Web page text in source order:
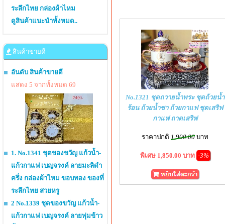
ระลึกไทย กล่องผ้าไหม
ดูสินค้าแนะนำทั้งหมด..
สินค้าขายดี
อันดับ สินค้าขายดี
แสดง 5 จากทั้งหมด 69
1. No.1341 ชุดของขวัญ แก้วน้ำ-
แก้วกาแฟ เบญจรงค์ ลายมะลิดำ
ครึ่ง กล่องผ้าไหม ขอบทอง ของที่
ระลึกไทย สวยหรู
2 No.1339 ชุดของขวัญ แก้วน้ำ-
แก้วกาแฟ เบญจรงค์ ลายพุ่มข้าว
No.1321 ชุดถวายน้ำพระ ชุดถ้วยน้ำ
ร้อน ถ้วยน้ำชา ถ้วยกาแฟ ชุดเสริฟ
กาแฟ ถาดเสริฟ
ราคาปกติ 1,900.00 บาท
พิเศษ 1,850.00 บาท -3%